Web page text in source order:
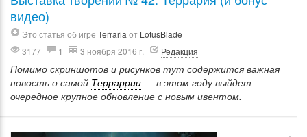
видео)
Это статья об игре Terraria от LotusBlade
3177
1 3 ноября 2016 г. Редакция
Помимо скриншотов и рисунков тут содержится важная
новость о самой Терраррии — в этом году выйдет
очередное крупное обновление с новым ивентом.